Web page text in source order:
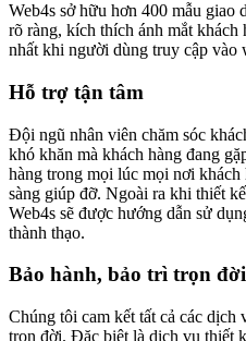
Web4s sở hữu hơn 400 mẫu giao
rõ ràng, kích thích ánh mắt khách
nhất khi người dùng truy cập vào
Hỗ trợ tận tâm
Đội ngũ nhân viên chăm sóc
khó khăn mà khách hàng đang
hàng trong mọi lúc mọi nơi khách
sàng giúp đỡ. Ngoài ra khi thiết
Web4s sẽ được hướng dẫn sử
thành thạo.
Bảo hành, bảo trì trọn đời
Chúng tôi cam kết tất cả các dịch
trọn đời. Đặc biệt là dịch vụ thiết